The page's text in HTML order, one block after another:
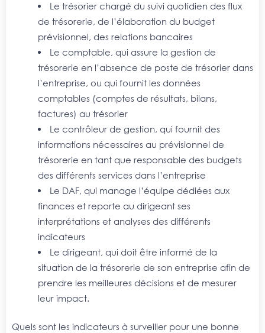
Le trésorier chargé du suivi quotidien des flux
de trésorerie, de l’élaboration du budget
prévisionnel, des relations bancaires
Le comptable, qui assure la gestion de
trésorerie en l’absence de poste de trésorier dans
l’entreprise, ou qui fournit les données
comptables (comptes de résultats, bilans,
factures) au trésorier
Le contrôleur de gestion, qui fournit des
informations nécessaires au prévisionnel de
trésorerie en tant que responsable des budgets
des différents services dans l’entreprise
Le DAF, qui manage l’équipe dédiées aux
finances et reporte au dirigeant ses
interprétations et analyses des différents
indicateurs
Le dirigeant, qui doit être informé de la
situation de la trésorerie de son entreprise afin de
prendre les meilleures décisions et de mesurer
leur impact.
Quels sont les indicateurs à surveiller pour une bonne